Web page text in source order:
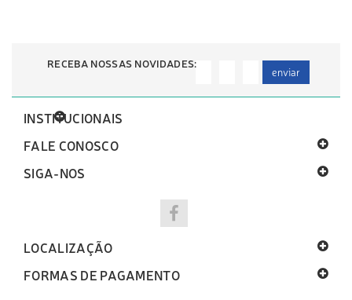
RECEBA NOSSAS NOVIDADES:
enviar
INSTITUCIONAIS
FALE CONOSCO
SIGA-NOS
LOCALIZAÇÃO
FORMAS DE PAGAMENTO